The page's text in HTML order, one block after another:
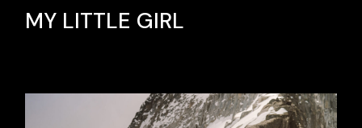
MY LITTLE GIRL